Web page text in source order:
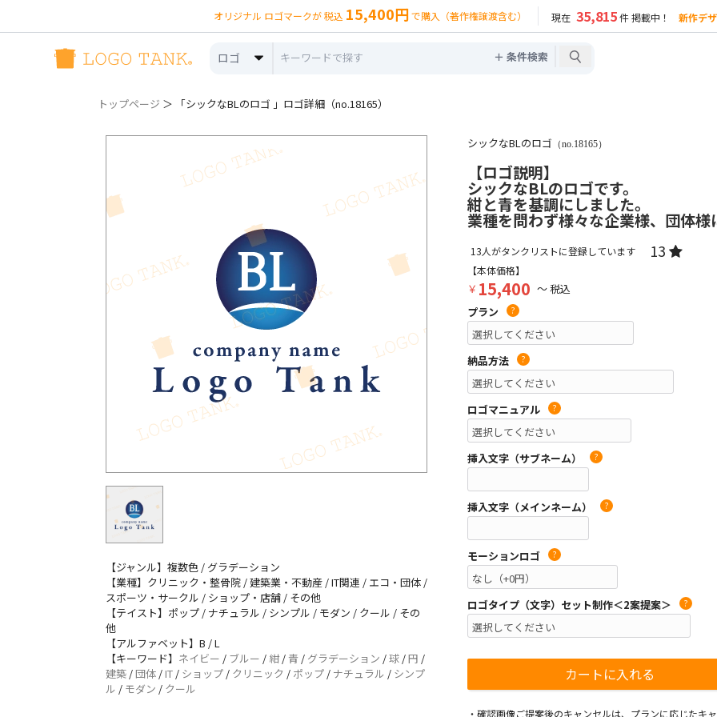
オリジナル ロゴマークが 税込 15,400円 で購入（著作権譲渡含む） 現在 35,815件 掲載中！ 新作デ
ロゴ ＋ 条件検索
トップページ ＞ 「シックなBLのロゴ 」ロゴ詳細（no.18165）
【ジャンル】複数色 / グラデーション
【業種】クリニック・整骨院 / 建築業・不動産 / IT関連 / エコ・団体 /
スポーツ・サークル / ショップ・店舗 / その他
【テイスト】ポップ / ナチュラル / シンプル / モダン / クール / その
他
【アルファベット】B / L
【キーワード】 ネイビー / ブルー / 紺/ 青 / グラデーション /球 /円 /
建築 /団体 /IT / ショップ / クリニック / ポップ / ナチュラル / シンプ
ル / モダン / クール
シックなBLのロゴ （no.18165）
【ロゴ説明】
シックなBLのロゴです。
紺と青を基調にしました。
業種を問わず様々な企業様、団体様
13人がタンクリストに登録しています 13
【本体価格】
￥ 15,400 ～ 税込
プラン
?
納品方法 ?
ロゴマニュアル ?
挿入文字（サブネーム） ?
挿入文字（メインネーム） ?
モーションロゴ ?
ロゴタイプ（文字）セット制作＜2案提案＞ ?
・確認画像ご提案後のキャンセルは、プランに応じたキ